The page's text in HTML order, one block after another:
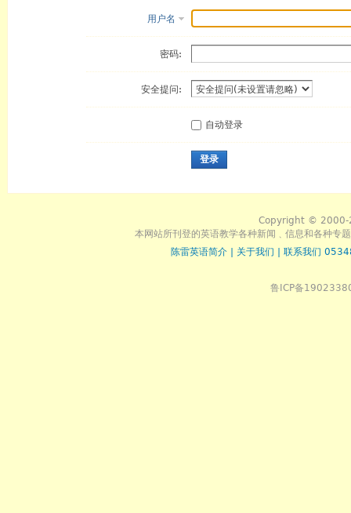
用户名
密码:
安全提问:
自动登录
登录
Copyright © 2000-
本网站所刊登的英语教学各种新闻﹑信息和各种专
陈雷英语简介
关于我们 联系我们
鲁ICP备